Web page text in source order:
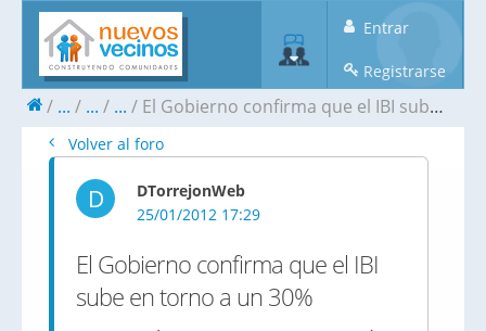
Entrar
Registrarse
... ... ... El Gobierno confirma que el IBI sube en torno a un 30%
Volver al foro
D
DTorrejonWeb
25/01/2012 17:29
El Gobierno confirma que el IBI
sube en torno a un 30%